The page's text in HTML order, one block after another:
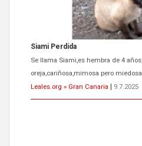
Siami Perdida
Se llama Siami,es hembra de 4
oreja,cariñosa,mimosa pero
Leales.org » Gran Canaria
9.7.2025